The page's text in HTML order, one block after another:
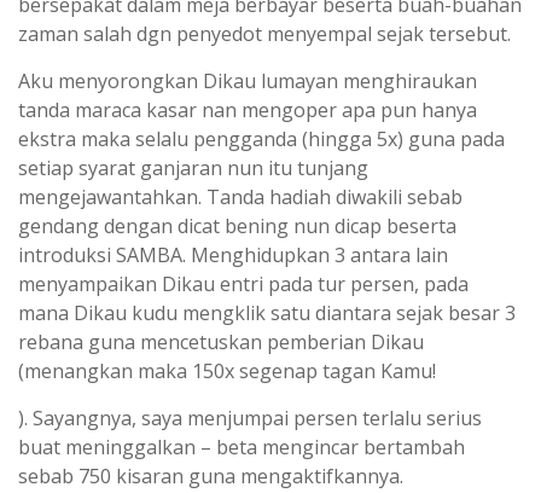
zaman salah dgn penyedot menyempal sejak tersebut.
Aku menyorongkan Dikau lumayan menghiraukan
tanda maraca kasar nan mengoper apa pun hanya
ekstra maka selalu pengganda (hingga 5x) guna pada
setiap syarat ganjaran nun itu tunjang
mengejawantahkan. Tanda hadiah diwakili sebab
gendang dengan dicat bening nun dicap beserta
introduksi SAMBA. Menghidupkan 3 antara lain
menyampaikan Dikau entri pada tur persen, pada
mana Dikau kudu mengklik satu diantara sejak besar 3
rebana guna mencetuskan pemberian Dikau
(menangkan maka 150x segenap tagan Kamu!
). Sayangnya, saya menjumpai persen terlalu serius
buat meninggalkan – beta mengincar bertambah
sebab 750 kisaran guna mengaktifkannya.